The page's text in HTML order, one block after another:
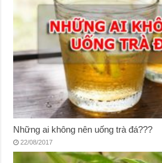
Những ai không nên uống trà đá???
22/08/2017